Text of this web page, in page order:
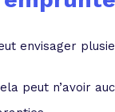
envisager
peut n’avoir